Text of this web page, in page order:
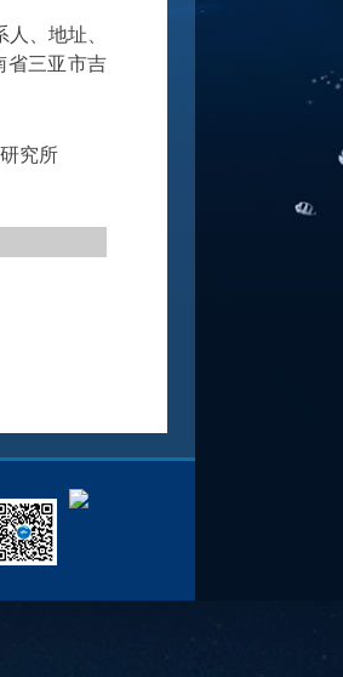
、地址、
省三亚市吉
究所